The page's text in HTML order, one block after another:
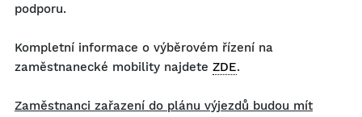
podporu.
Kompletní informace o výběrovém řízení na
zaměstnanecké mobility najdete ZDE.
Zaměstnanci zařazení do plánu výjezdů budou mít